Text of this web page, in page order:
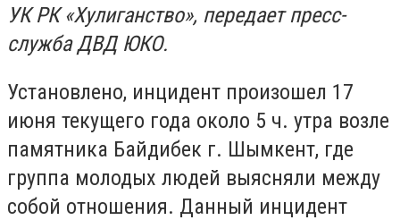
УК РК «Хулиганство», передает пресс-
служба ДВД ЮКО.
Установлено, инцидент произошел 17
июня текущего года около 5 ч. утра возле
памятника Байдибек г. Шымкент, где
группа молодых людей выясняли между
собой отношения. Данный инцидент